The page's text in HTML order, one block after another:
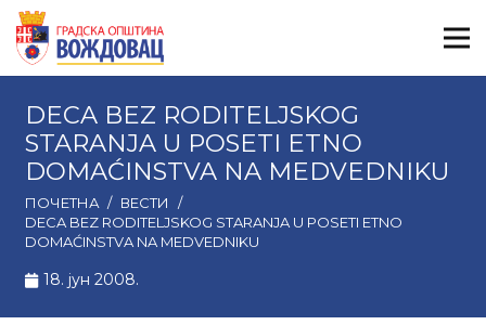
DECA BEZ RODITELJSKOG
STARANJA U POSETI ETNO
DOMAĆINSTVA NA MEDVEDNIKU
ПОЧЕТНА / ВЕСТИ
/
DECA BEZ RODITELJSKOG STARANJA U POSETI ETNO
DOMAĆINSTVA NA MEDVEDNIKU
18. јун 2008.